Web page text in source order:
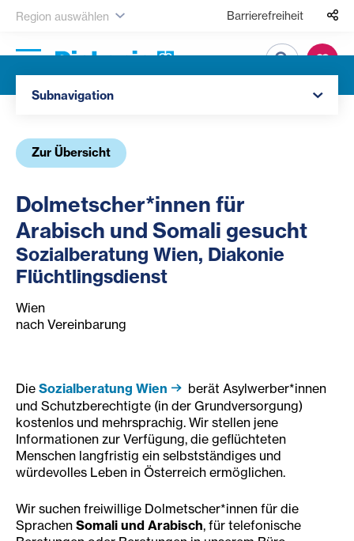
Region auswählen Barrierefreiheit
Subnavigation
Zur Übersicht
Dolmetscher*innen für
Arabisch und Somali gesucht
Sozialberatung Wien, Diakonie
Flüchtlingsdienst
Wien
nach Vereinbarung
Die Sozialberatung Wien
berät Asylwerber*innen
und Schutzberechtigte (in der Grundversorgung)
kostenlos und mehrsprachig. Wir stellen jene
Informationen zur Verfügung, die geflüchteten
Menschen langfristig ein selbstständiges und
würdevolles Leben in Österreich ermöglichen.
Wir suchen freiwillige Dolmetscher*innen für die
Sprachen Somali und Arabisch, für telefonische